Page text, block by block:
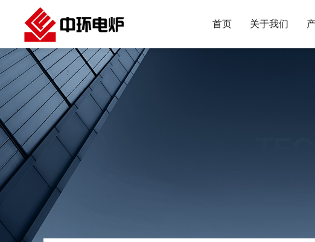
首页 关于我们